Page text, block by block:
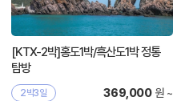
[KTX-2박]홍도1박/흑산도1박 정통
탐방
2박3일 369,000원 ~